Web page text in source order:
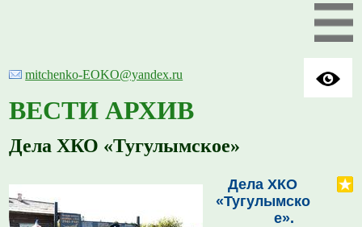
mitchenko-EOKO@yandex.ru
ВЕСТИ АРХИВ
Дела ХКО «Тугулымское»
Дела ХКО
«Тугулымско
е».